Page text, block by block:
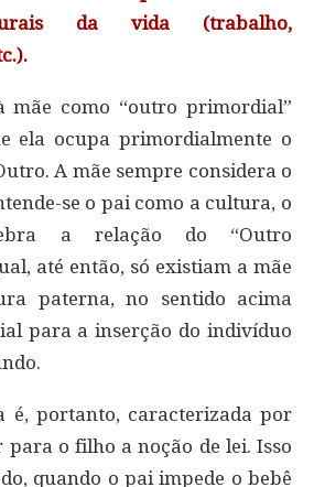
da vida (trabalho,
mãe como “outro primordial”
ela ocupa primordialmente o
A mãe sempre considera o
se o pai como a cultura, o
a relação do “Outro
até então, só existiam a mãe
paterna, no sentido acima
para a inserção do indivíduo
é, portanto, caracterizada por
o filho a noção de lei. Isso
quando o pai impede o bebê